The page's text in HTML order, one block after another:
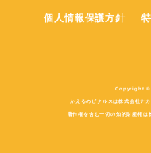
個人情報保護方針
Copyright ©
かえるのピクルスは株式会社ナ
著作権を含む一切の知的財産権は